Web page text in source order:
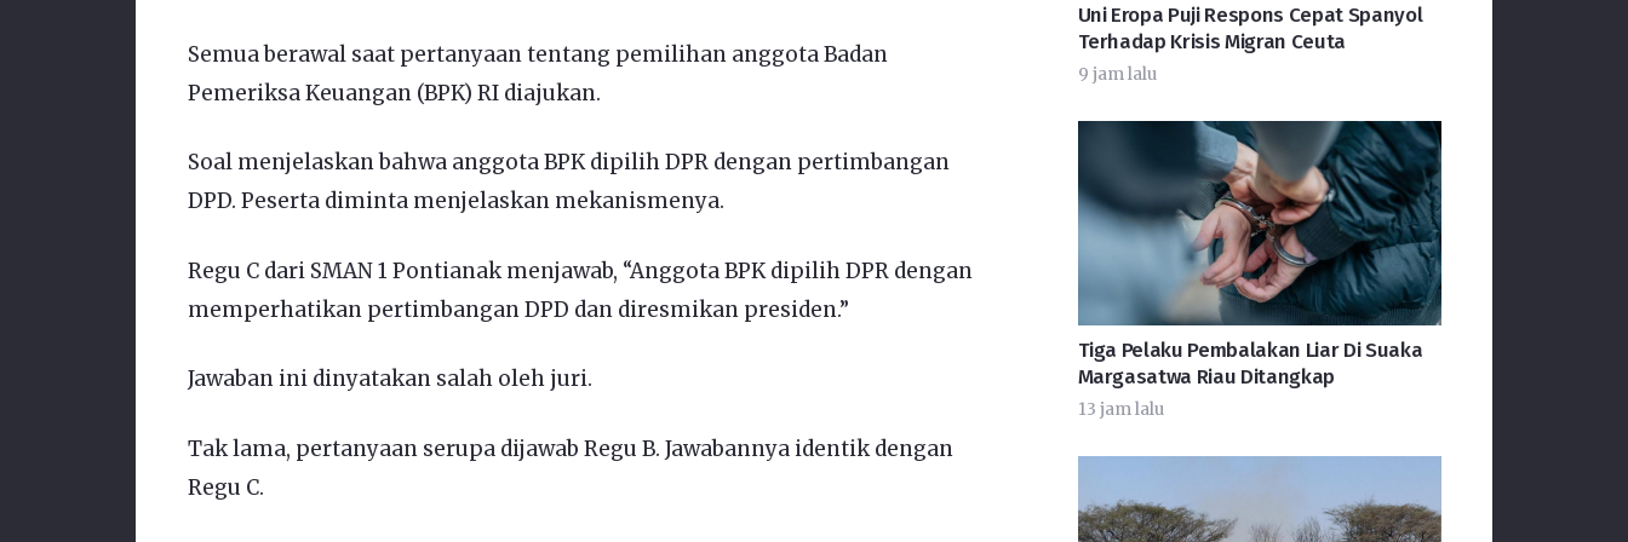
Semua berawal saat pertanyaan tentang pemilihan anggota Badan
Pemeriksa Keuangan (BPK) RI diajukan.
Soal menjelaskan bahwa anggota BPK dipilih DPR dengan pertimbangan
DPD. Peserta diminta menjelaskan mekanismenya.
Regu C dari SMAN 1 Pontianak menjawab, “Anggota BPK dipilih DPR dengan
memperhatikan pertimbangan DPD dan diresmikan presiden.”
Jawaban ini dinyatakan salah oleh juri.
Tak lama, pertanyaan serupa dijawab Regu B. Jawabannya identik dengan
Regu C.
Uni Eropa Puji Respons Cepat Spanyol
Terhadap Krisis Migran Ceuta
9 jam lalu
Tiga Pelaku Pembalakan Liar Di Suaka
Margasatwa Riau Ditangkap
13 jam lalu